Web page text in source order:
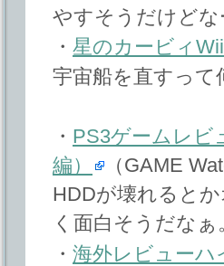
やすそうだけどな
・ 星のカービィWii
宇宙船を直すっ
・ PS3ゲームレビ
編）
（GAME
HDDが壊れると
く面白そうだなぁ
・ 海外レビューハ